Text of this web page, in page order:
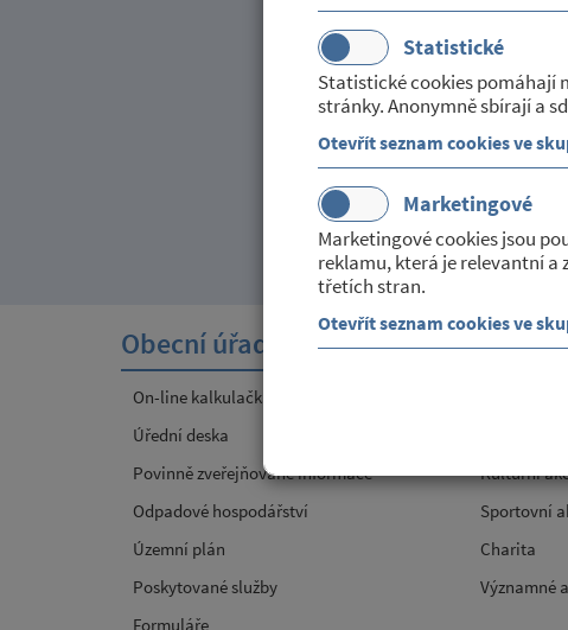
Statistické
Statistické cookies pomáhají
stránky. Anonymně sbírají a
Otevřít seznam cookies ve
Marketingové
Marketingové cookies jsou
reklamu, která je relevantní
třetích stran.
Otevřít seznam cookies ve
5,3 MB
Obecní úřad
On-line kalkulačka poplatků v obci
Úřední deska
Povinně zveřejňované informace
Odpadové hospodářství
Územní plán
Poskytované služby
Formuláře
Sport
Kulturní
Sportovní
Charita
Významné